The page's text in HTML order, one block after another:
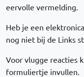
eervolle vermelding.
Heb je een
nog niet bij de Links
Voor vlugge reacties
formuliertje invullen.